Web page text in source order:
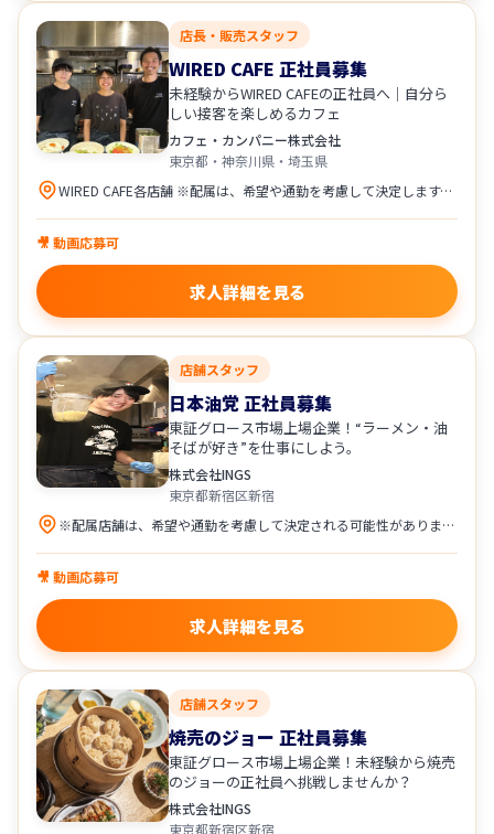
店長・販売スタッフ
WIRED CAFE 正社員募集
未経験からWIRED CAFEの正社員へ｜自分ら
しい接客を楽しめるカフェ
カフェ・カンパニー株式会社
東京都・神奈川県・埼玉県
WIRED CAFE各店舗 ※配属は、希望や通勤を考慮して決定します。 東京都 ・WIRED CAFE ルミネエスト新宿店 ・WIRED CAFE アトレ上野店 ・WIRED CAFE ルミネ立川店 神奈川県 ・WIRED CAFE 横浜相鉄ジョイナス店 ・WIRED CAFE 武蔵小杉東急スクエア店 ・WIRED CAFE アトレ川崎店 埼玉県 ・WIRED CAFE ルミネ大宮店
🎥 動画応募可
求人詳細を見る
店舗スタッフ
日本油党 正社員募集
東証グロース市場上場企業！“ラーメン・油
そばが好き”を仕事にしよう。
株式会社INGS
東京都新宿区新宿
※配属店舗は、希望や通勤を考慮して決定される可能性があります。
🎥 動画応募可
求人詳細を見る
店舗スタッフ
焼売のジョー 正社員募集
東証グロース市場上場企業！未経験から焼売
のジョーの正社員へ挑戦しませんか？
株式会社INGS
東京都新宿区新宿